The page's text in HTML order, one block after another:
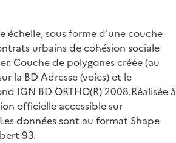
échelle, sous forme d'une couche
urbains de cohésion sociale
Couche de polygones créée (au
la BD Adresse (voies) et le
IGN BD ORTHO(R) 2008.Réalisée à
officielle accessible sur
données sont au format Shape
93.